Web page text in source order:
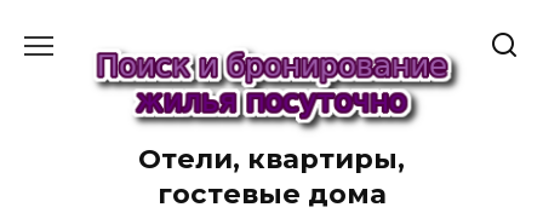
содержанию
Отели, квартиры,
гостевые дома